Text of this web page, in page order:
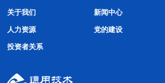
关于我们 新闻中心
人力资源 党的建设
投资者关系